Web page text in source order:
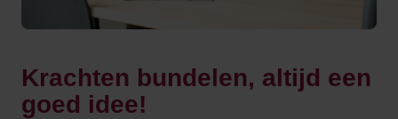
Krachten bundelen, altijd een
goed idee!